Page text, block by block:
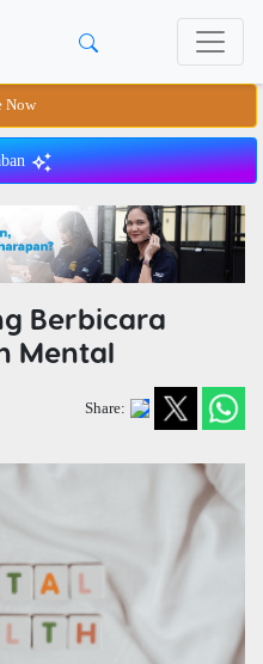
Now
Berbicara
Mental
Share: